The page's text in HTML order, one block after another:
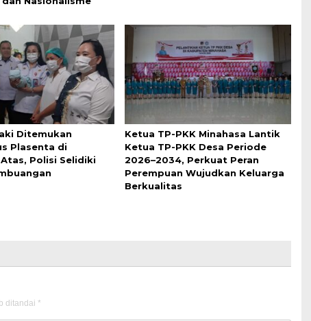
Ditemukan
Plasenta di
Polisi Selidiki
Ketua TP-PKK Minahasa Lantik
Ketua TP-PKK Desa Periode
2026–2034, Perkuat Peran
Perempuan Wujudkan Keluarga
Berkualitas
ditandai *